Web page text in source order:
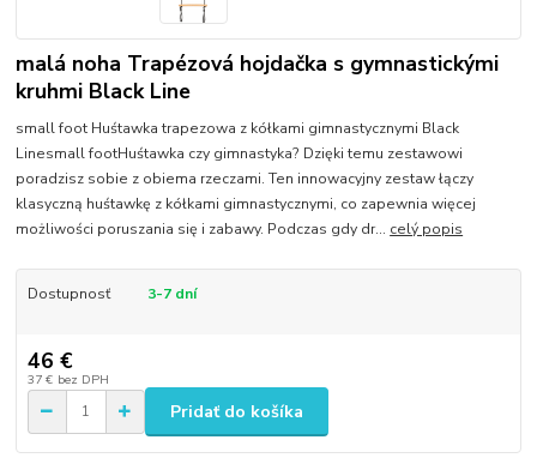
malá noha Trapézová hojdačka s gymnastickými
kruhmi Black Line
small foot Huśtawka trapezowa z kółkami gimnastycznymi Black
Linesmall footHuśtawka czy gimnastyka? Dzięki temu zestawowi
poradzisz sobie z obiema rzeczami. Ten innowacyjny zestaw łączy
klasyczną huśtawkę z kółkami gimnastycznymi, co zapewnia więcej
możliwości poruszania się i zabawy. Podczas gdy dr... celý popis
Dostupnosť 3-7 dní
46 €
37 € bez DPH
Pridať do košíka